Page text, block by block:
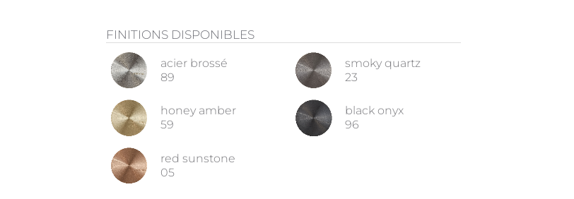
FINITIONS DISPONIBLES
acier brossé
89
smoky quartz
23
honey amber
59
black onyx
96
red sunstone
05